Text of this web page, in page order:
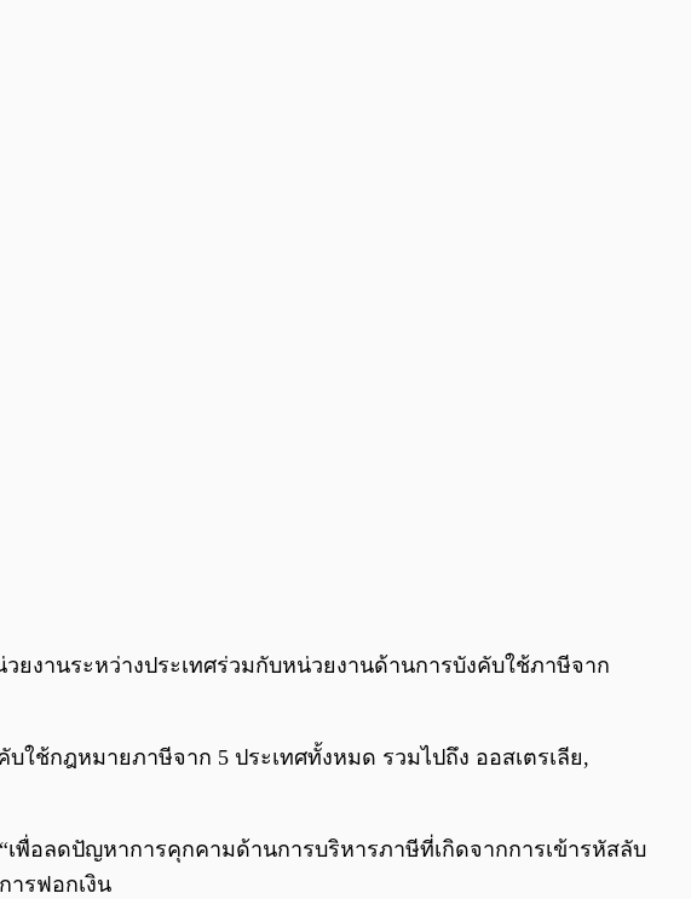
0:00 /
วยงานระหว่างประเทศร่วมกับหน่วยงานด้านการบังคับใช้ภาษีจาก
บใช้กฎหมายภาษีจาก 5 ประเทศทั้งหมด รวมไปถึง ออสเตรเลีย,
พื่อลดปัญหาการคุกคามด้านการบริหารภาษีที่เกิดจากการเข้ารหัสลับ
ารฟอกเงิน